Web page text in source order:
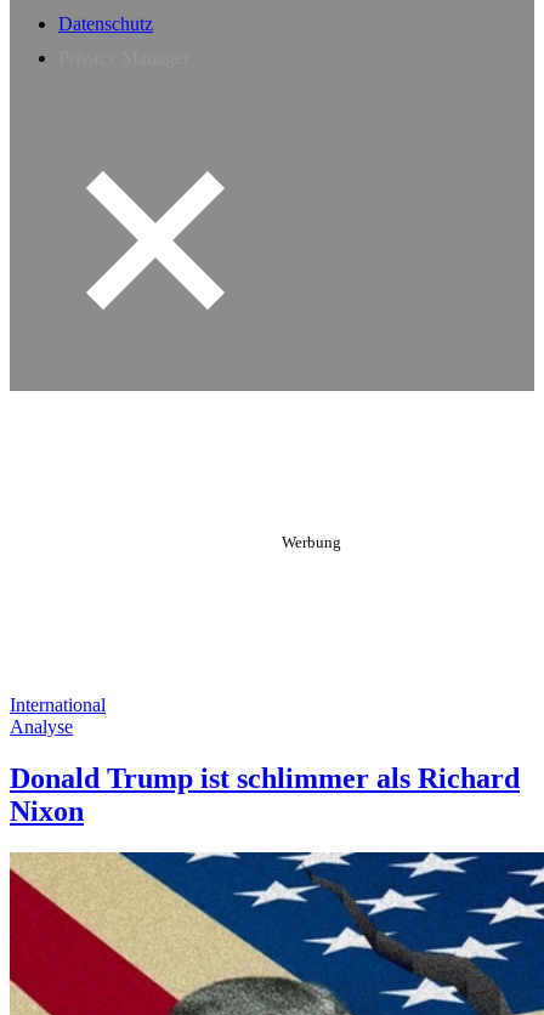
Datenschutz
International
Analyse
Donald Trump ist schlimmer als Richard
Nixon